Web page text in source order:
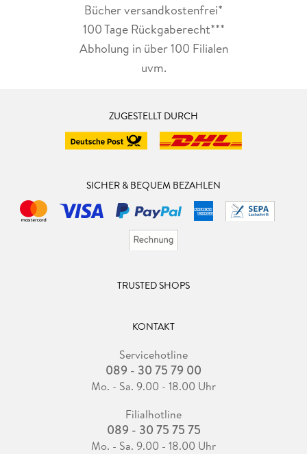
Bücher versandkostenfrei*
100 Tage Rückgaberecht***
Abholung in über 100 Filialen
uvm.
ZUGESTELLT DURCH
SICHER & BEQUEM BEZAHLEN
TRUSTED SHOPS
KONTAKT
Servicehotline
089 - 30 75 79 00
Mo. - Sa. 9.00 - 18.00 Uhr
Filialhotline
089 - 30 75 75 75
Mo. - Sa. 9.00 - 18.00 Uhr